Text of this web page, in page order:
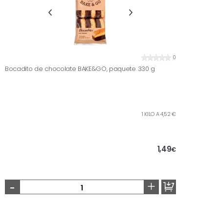
0
Bocadito de chocolate BAKE&GO, paquete 330 g
1 KILO A 4,52 €
1,49€
- +